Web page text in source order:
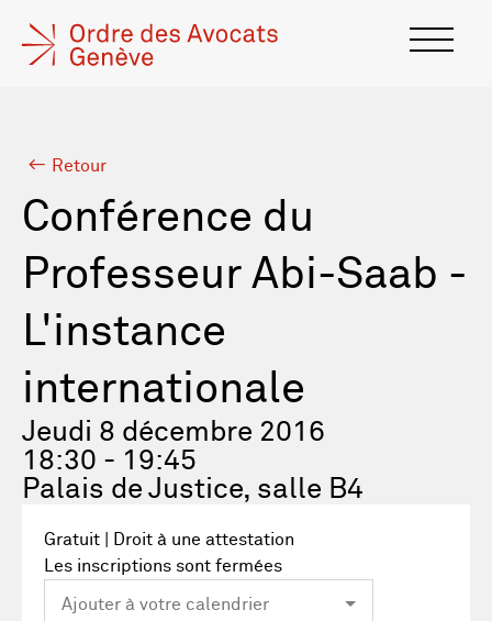
Retour
Conférence du
Professeur Abi-Saab -
L'instance
internationale
Jeudi 8 décembre 2016
18:30 - 19:45
Palais de Justice, salle B4
Gratuit | Droit à une attestation
Les inscriptions sont fermées